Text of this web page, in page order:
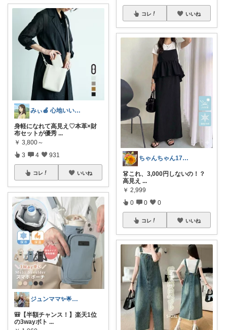
みぃ🍎 心地いい暮らし
身軽になれて高見え♡本革×財
布セットが優秀 ...
￥ 3,800～
3 4 931
コレ いいね
ジュンママ✨🌟訪問感謝です💝🌹
🎒【半額チャンス！】楽天1位
の3wayボト ...
コレ いいね
ちゃんちゃん173cm
👗これ、3,000円しないの！？
高見え ...
￥ 2,999
0 0 0
コレ いいね